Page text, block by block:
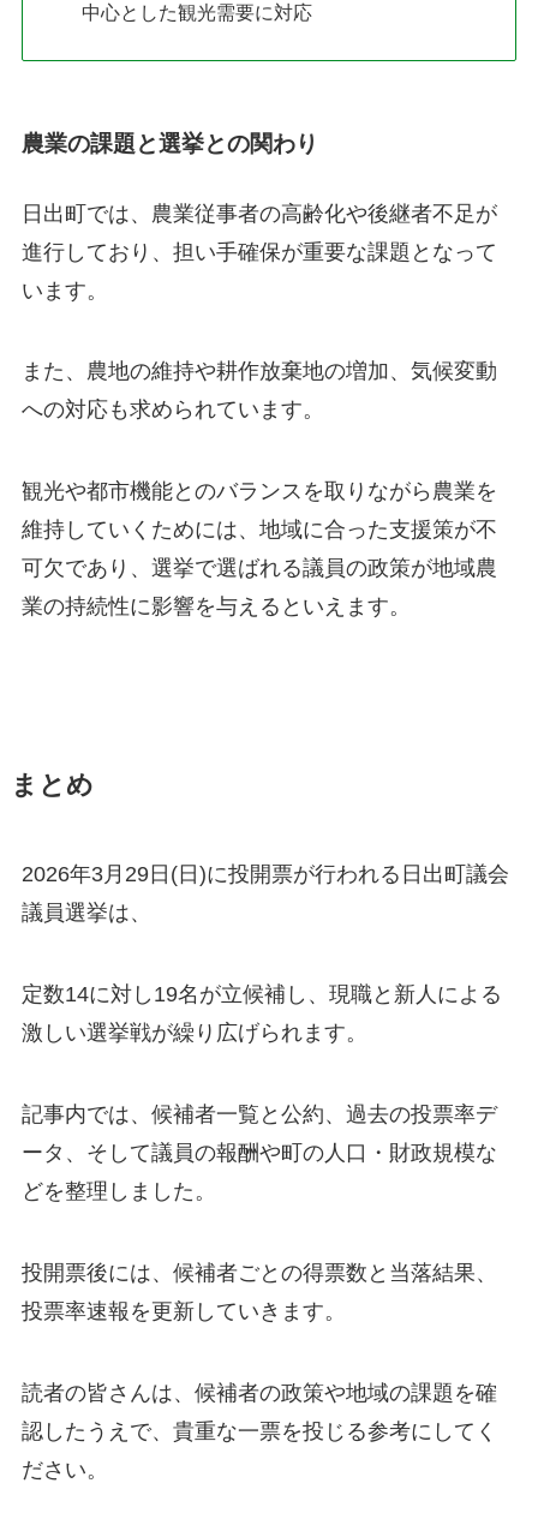
中心とした観光需要に対応
農業の課題と選挙との関わり
日出町では、農業従事者の高齢化や後継者不足が
進行しており、担い手確保が重要な課題となって
います。
また、農地の維持や耕作放棄地の増加、気候変動
への対応も求められています。
観光や都市機能とのバランスを取りながら農業を
維持していくためには、地域に合った支援策が不
可欠であり、選挙で選ばれる議員の政策が地域農
業の持続性に影響を与えるといえます。
まとめ
2026年3月29日(日)に投開票が行われる日出町議会
議員選挙は、
定数14に対し19名が立候補し、現職と新人による
激しい選挙戦が繰り広げられます。
記事内では、候補者一覧と公約、過去の投票率デ
ータ、そして議員の報酬や町の人口・財政規模な
どを整理しました。
投開票後には、候補者ごとの得票数と当落結果、
投票率速報を更新していきます。
読者の皆さんは、候補者の政策や地域の課題を確
認したうえで、貴重な一票を投じる参考にしてく
ださい。